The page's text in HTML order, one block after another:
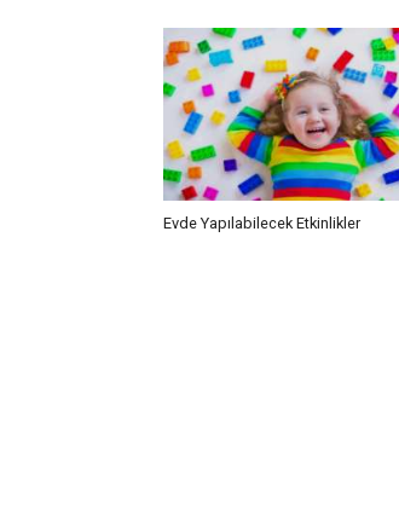
Evde Yapılabilecek Etkinlikler